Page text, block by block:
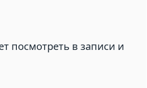
посмотреть в записи и